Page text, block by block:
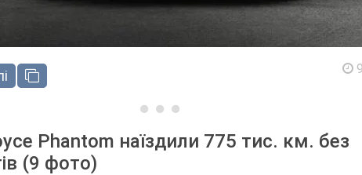
Phantom наїздили 775 тис. км. без
(9 фото)